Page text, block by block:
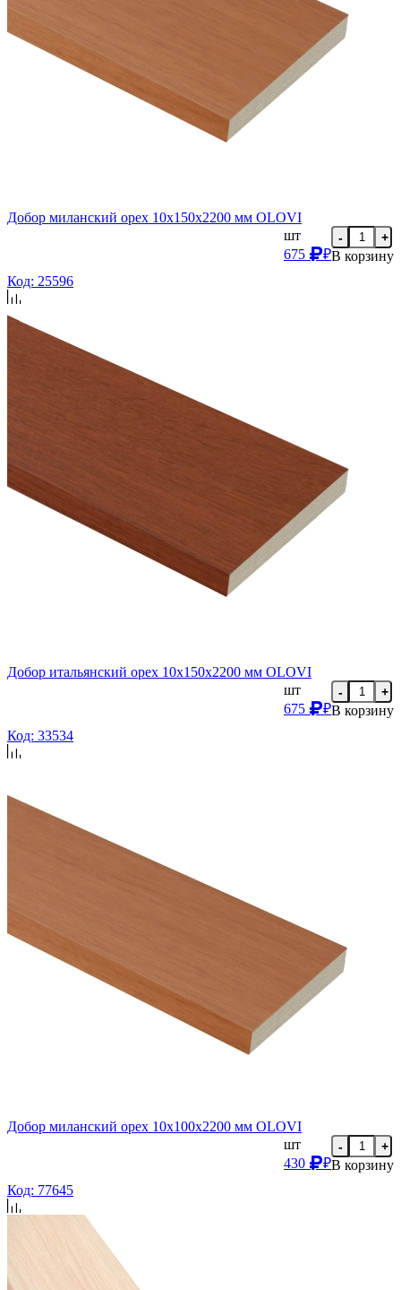
Добор миланский орех 10х150х2200 мм OLOVI
шт
675
₽
- +
В корзину
Код: 25596
Добор итальянский орех 10х150х2200 мм OLOVI
шт
675
₽
- +
В корзину
Код: 33534
Добор миланский орех 10х100х2200 мм OLOVI
шт
430
₽
- +
В корзину
Код: 77645